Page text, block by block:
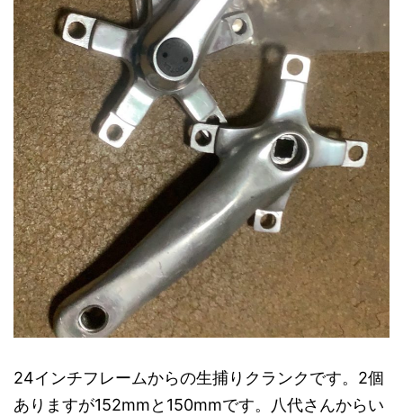
24インチフレームからの生捕りクランクです。2個
ありますが152mmと150mmです。八代さんからい